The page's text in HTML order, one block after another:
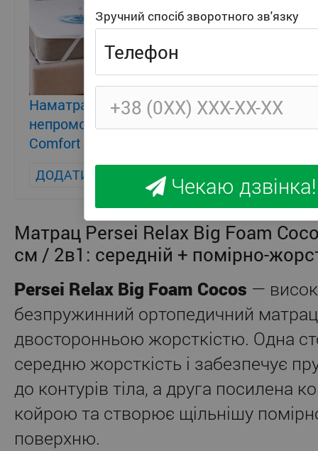
Наматрацник
непромокаючий Persei
Comfort Lite
ДОДАТИ + 381
Матрац Persei Relax Big Foam
см / 2в1: середній + помірно-
Persei Relax Big Foam Cocos —
безпружинний ортопедичний матрац
двосторонньою жорсткістю. Одна
середню жорсткість і забезпечує
до контурів тіла, а друга посилена
койрою та створює щільнішу
поверхню.
Зручний спосіб зворотного зв'язку
Чекаю дзвінка!